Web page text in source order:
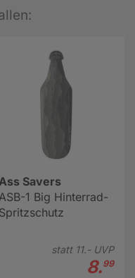
Ass Savers
ASB-1 Big Hinterrad-
Spritzschutz
statt 11.-UVP
8.99